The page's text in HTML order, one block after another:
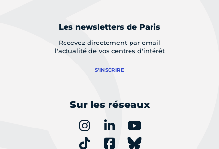
Les newsletters de Paris
Recevez directement par email
l'actualité de vos centres d'intérêt
S'INSCRIRE
Sur les réseaux